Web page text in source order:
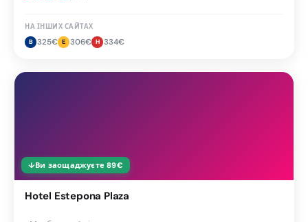
НА ІНШИХ САЙТАХ
B 325€ E 306€ H 334€
↓Ви заощаджуєте 89€
Hotel Estepona Plaza